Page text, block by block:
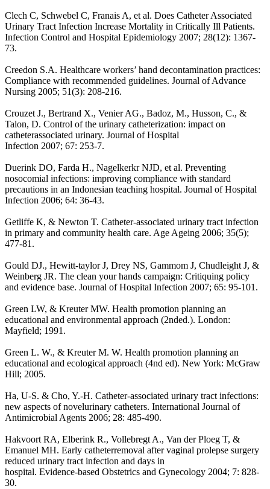
Clech C, Schwebel C, Franais A, et al. Does Catheter Associated
Urinary Tract Infection Increase Mortality in Critically Ill Patients.
Infection Control and Hospital Epidemiology 2007; 28(12): 1367-
73.
Creedon S.A. Healthcare workers’ hand decontamination practices:
Compliance with recommended guidelines. Journal of Advance
Nursing 2005; 51(3): 208-216.
Crouzet J., Bertrand X., Venier AG., Badoz, M., Husson, C., &
Talon, D. Control of the urinary catheterization: impact on
catheterassociated urinary. Journal of Hospital
Infection 2007; 67: 253-7.
Duerink DO, Farda H., Nagelkerkr NJD, et al. Preventing
nosocomial infections: improving compliance with standard
precautions in an Indonesian teaching hospital. Journal of Hospital
Infection 2006; 64: 36-43.
Getliffe K, & Newton T. Catheter-associated urinary tract infection
in primary and community health care. Age Ageing 2006; 35(5);
477-81.
Gould DJ., Hewitt-taylor J, Drey NS, Gammom J, Chudleight J, &
Weinberg JR. The clean your hands campaign: Critiquing policy
and evidence base. Journal of Hospital Infection 2007; 65: 95-101.
Green LW, & Kreuter MW. Health promotion planning an
educational and environmental approach (2nded.). London:
Mayfield; 1991.
Green L. W., & Kreuter M. W. Health promotion planning an
educational and ecological approach (4nd ed). New York: McGraw
Hill; 2005.
Ha, U-S. & Cho, Y.-H. Catheter-associated urinary tract infections:
new aspects of novelurinary catheters. International Journal of
Antimicrobial Agents 2006; 28: 485-490.
Hakvoort RA, Elberink R., Vollebregt A., Van der Ploeg T, &
Emanuel MH. Early catheterremoval after vaginal prolepse surgery
reduced urinary tract infection and days in
hospital. Evidence-based Obstetrics and Gynecology 2004; 7: 828-
30.